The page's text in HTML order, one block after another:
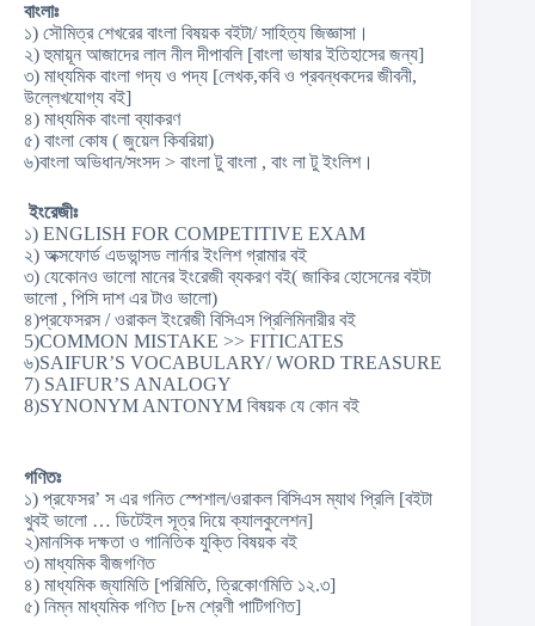
বাংলাঃ
১) সৌমিত্র শেখরের বাংলা বিষয়ক বইটা/ সাহিত্য জিজ্ঞাসা।
২) হুমায়ূন আজাদের লাল নীল দীপাবলি [বাংলা ভাষার ইতিহাসের জন্য]
৩) মাধ্যমিক বাংলা গদ্য ও পদ্য [লেখক,কবি ও প্রবন্ধকদের জীবনী,
উল্লেখযোগ্য বই]
৪) মাধ্যমিক বাংলা ব্যাকরণ
৫) বাংলা কোষ ( জুয়েল কিবরিয়া)
৬)বাংলা অভিধান/সংসদ > বাংলা টু বাংলা , বাং লা টু ইংলিশ।
ইংরেজীঃ
১) ENGLISH FOR COMPETITIVE EXAM
২) অক্সফোর্ড এডভান্সড লার্নার ইংলিশ গ্রামার বই
৩) যেকোনও ভালো মানের ইংরেজী ব্যকরণ বই( জাকির হোসেনের বইটা
ভালো , পিসি দাশ এর টাও ভালো)
৪)প্রফেসরস / ওরাকল ইংরেজী বিসিএস প্রিলিমিনারীর বই
5)COMMON MISTAKE >> FITICATES
৬)SAIFUR’S VOCABULARY/ WORD TREASURE
7) SAIFUR’S ANALOGY
8)SYNONYM ANTONYM বিষয়ক যে কোন বই
গণিতঃ
১) প্রফেসর’ স এর গনিত স্পেশাল/ওরাকল বিসিএস ম্যাথ প্রিলি [বইটা
খুবই ভালো … ডিটেইল সূত্র দিয়ে ক্যালকুলেশন]
২)মানসিক দক্ষতা ও গানিতিক যুক্তি বিষয়ক বই
৩) মাধ্যমিক বীজগণিত
৪) মাধ্যমিক জ্যামিতি [পরিমিতি, ত্রিকোণমিতি ১২.৩]
৫) নিম্ন মাধ্যমিক গণিত [৮ম শ্রেণী পাটিগণিত]